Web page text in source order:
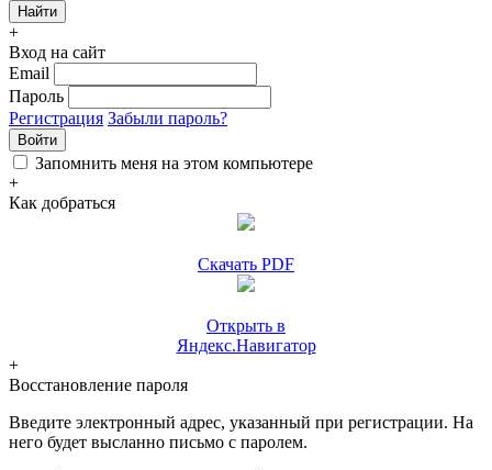
+
Вход на сайт
Email
Пароль
Регистрация Забыли пароль?
Войти
Запомнить меня на этом компьютере
+
Как добраться
Скачать PDF
Открыть в
Яндекс.Навигатор
+
Восстановление пароля
Введите электронный адрес, указанный при регистрации. На
него будет высланно письмо с паролем.